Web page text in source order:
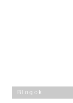
Blogok